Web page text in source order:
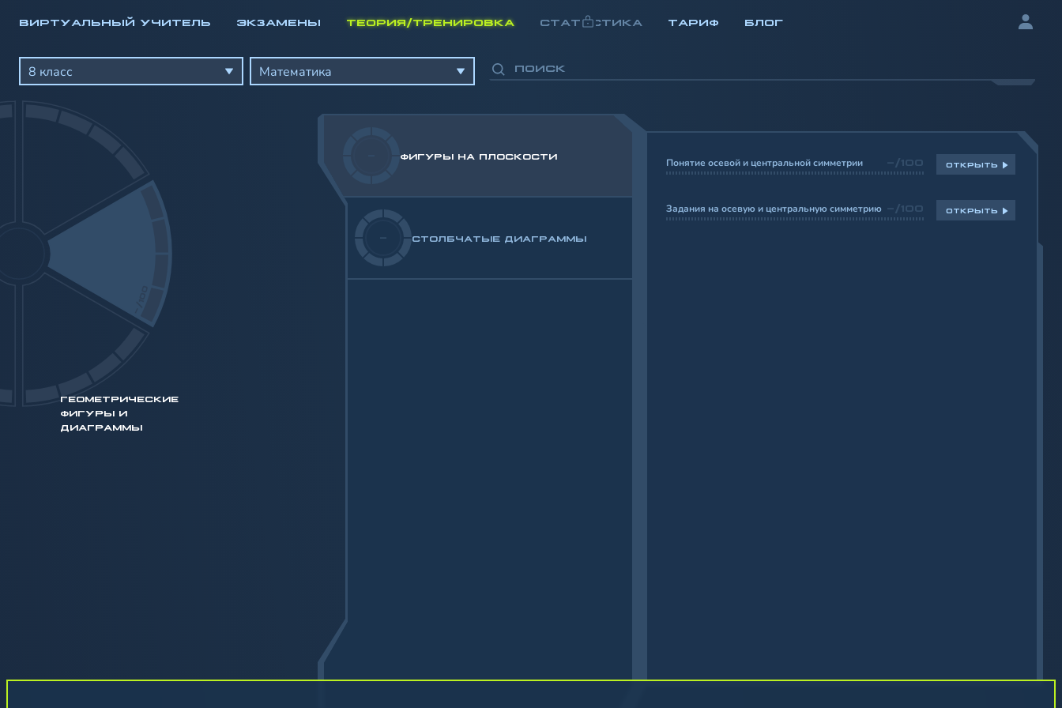
ВИРТУАЛЬНЫЙ УЧИТЕЛЬ ЭКЗАМЕНЫ ТЕОРИЯ/ТРЕНИРОВКА СТАТИСТИКА ТАРИФ БЛОГ
8 класс Математика
ГЕОМЕТРИЧЕСКИЕ
ФИГУРЫ И
ДИАГРАММЫ
ФИГУРЫ НА ПЛОСКОСТИ
- СТОЛБЧАТЫЕ ДИАГРАММЫ
Понятие осевой и центральной симметрии -/100 ОТКРЫТЬ
Задания на осевую и центральную симметрию -/100 ОТКРЫТЬ
Алгебра
Геометрия